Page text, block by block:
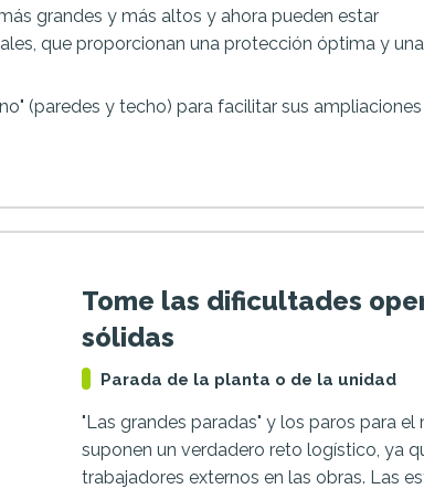
grandes y más altos y ahora pueden estar
que proporcionan una protección óptima y una
(paredes y techo) para facilitar sus
Tome las dificultades
sólidas
Parada de la planta o de la unidad
"Las grandes paradas" y los paros para
suponen un verdadero reto logístico, ya
trabajadores externos en las obras. Las